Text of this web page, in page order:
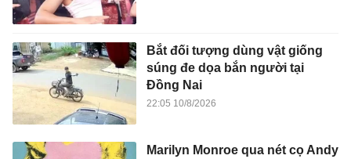
Bắt đối tượng dùng vật giống
súng đe dọa bắn người tại
Đồng Nai
22:05 10/8/2026
Marilyn Monroe qua nét cọ Andy